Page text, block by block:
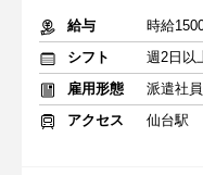
給与
時給
シフト
雇用形態
派遣社員
アクセス
仙台駅